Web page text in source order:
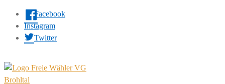
Facebook
Instagram
Twitter